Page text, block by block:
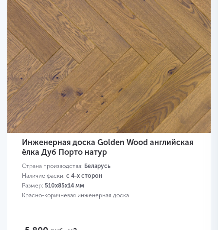
Инженерная доска Golden Wood английская
ёлка Дуб Порто натур
Страна производства: Беларусь
Наличие фаски: с 4-х сторон
Размер: 510х85х14 мм
Красно-коричневая инженерная доска